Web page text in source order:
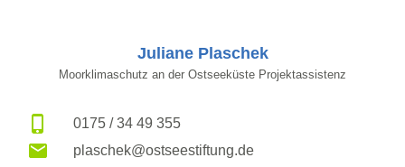
Juliane Plaschek
Moorklimaschutz an der Ostseeküste Projektassistenz
0175 / 34 49 355
plaschek@ostseestiftung.de